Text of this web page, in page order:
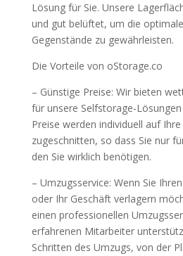
Lösung für Sie. Unsere
und gut belüftet, um die
Gegenstände zu gewährleisten.
Die Vorteile von oStorage.co
– Günstige Preise: Wir bieten
für unsere Selfstorage-
Preise werden individuell auf
zugeschnitten, so dass Sie nur
den Sie wirklich benötigen.
– Umzugsservice: Wenn Sie
oder Ihr Geschäft verlagern
einen professionellen
erfahrenen Mitarbeiter
Schritten des Umzugs, von der